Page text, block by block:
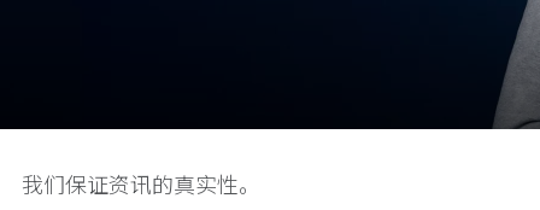
我们保证资讯的真实性。